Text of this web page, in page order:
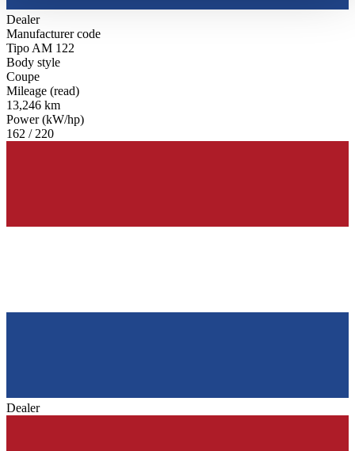
haben oder die sie im Rahmen Ihrer Nutzung der Dienste
gesammelt haben.
Dealer
Manufacturer code
Tipo AM 122
Body style
Coupe
Mileage (read)
13,246 km
Power (kW/hp)
162 / 220
Dealer